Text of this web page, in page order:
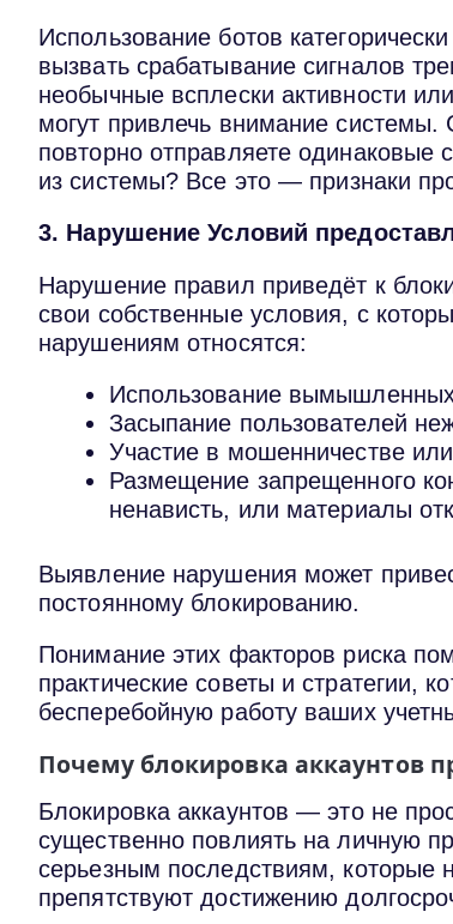
Использование ботов
вызвать срабатывание сигналов
необычные всплески активности
могут привлечь внимание системы.
повторно отправляете
из системы? Все это — признаки
3. Нарушение Условий
Нарушение правил приведёт к
свои собственные условия, с
нарушениям относятся:
Использование
Засыпание пользователей
Участие в мошенничестве
Размещение запрещенного
ненависть, или материалы
Выявление нарушения может
постоянному блокированию.
Понимание этих факторов риска
практические советы и стратегии,
бесперебойную работу ваших
Почему блокировка аккаунтов
Блокировка аккаунтов — это не
существенно повлиять на личную
серьезным последствиям, которые
препятствуют достижению